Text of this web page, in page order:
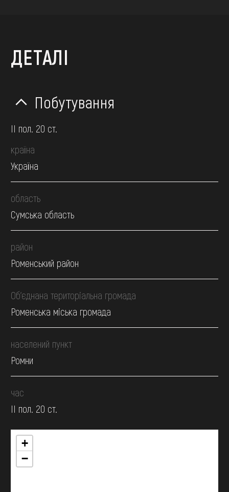
ДЕТАЛІ
Побутування
II пол. 20 ст.
країна
Україна
область
Сумська область
район
Роменський район
Об’єднана територіальна громада
Роменська міська громада
населений пункт
Ромни
час
II пол. 20 ст.
+
−